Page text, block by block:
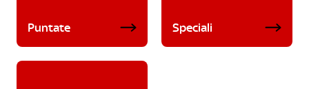
Puntate Speciali